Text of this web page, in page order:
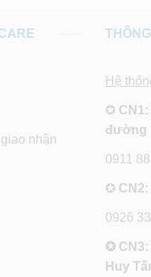
nhận
Hệ
✪
đường
0911
✪
0926
✪ CN3:
Huy